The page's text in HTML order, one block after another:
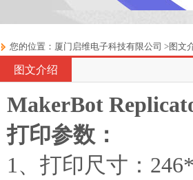
您的位置： 厦门启维电子科技有限公司 >图文
图文介绍
MakerBot
打印参数：
1、打印尺寸：